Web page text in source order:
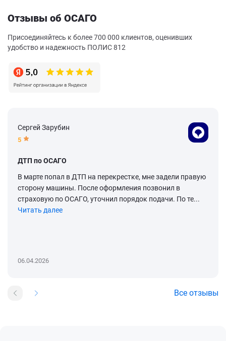
Отзывы об ОСАГО
Присоединяйтесь к более 700 000 клиентов, оценивших
удобство и надежность ПОЛИС 812
Сергей Зарубин
5
ДТП по ОСАГО
В марте попал в ДТП на перекрестке, мне задели правую
сторону машины. После оформления позвонил в
страховую по ОСАГО, уточнил порядок подачи. По те...
Читать далее
06.04.2026
Все отзывы